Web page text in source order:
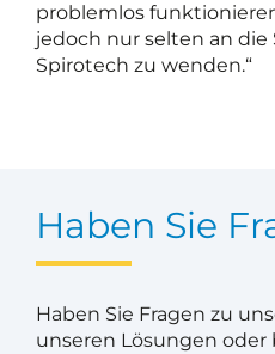
problemlos
jedoch nur selten an
Spirotech zu wenden.“
Haben Sie
Haben Sie Fragen zu
unseren Lösungen oder